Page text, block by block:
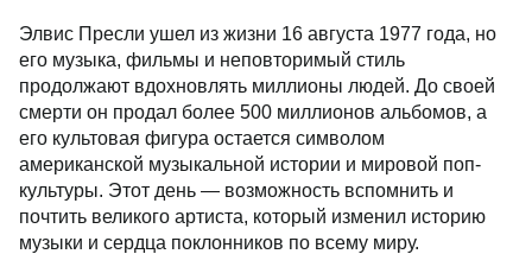
Элвис Пресли ушел из жизни 16 августа 1977 года, но
его музыка, фильмы и неповторимый стиль
продолжают вдохновлять миллионы людей. До своей
смерти он продал более 500 миллионов альбомов, а
его культовая фигура остается символом
американской музыкальной истории и мировой поп-
культуры. Этот день — возможность вспомнить и
почтить великого артиста, который изменил историю
музыки и сердца поклонников по всему миру.